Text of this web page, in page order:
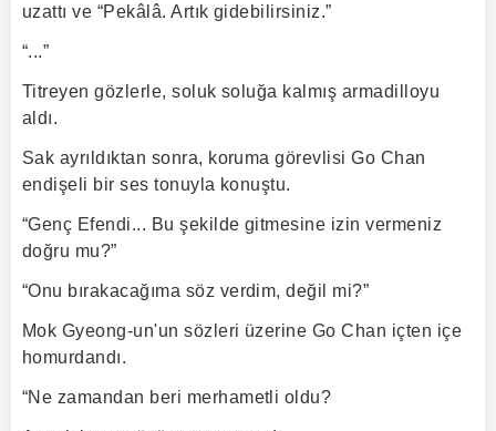
uzattı ve “Pekâlâ. Artık gidebilirsiniz.”
“...”
Titreyen gözlerle, soluk soluğa kalmış armadilloyu
aldı.
Sak ayrıldıktan sonra, koruma görevlisi Go Chan
endişeli bir ses tonuyla konuştu.
“Genç Efendi... Bu şekilde gitmesine izin vermeniz
doğru mu?”
“Onu bırakacağıma söz verdim, değil mi?”
Mok Gyeong-un'un sözleri üzerine Go Chan içten içe
homurdandı.
“Ne zamandan beri merhametli oldu?